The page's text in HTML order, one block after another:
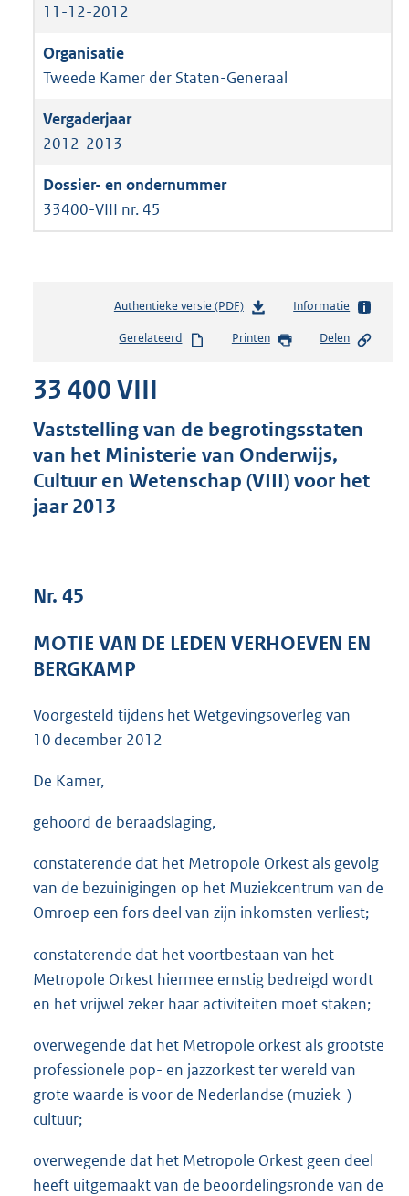
11-12-2012
Tweede Kamer der Staten-Generaal
2012-2013
33400-VIII nr. 45
Authentieke versie (PDF)b
s
s
g
r
K
Informatie
Gerelateerd Printen Delen
33 400 VIII
Vaststelling van de begrotingsstaten
van het Ministerie van Onderwijs,
Cultuur en Wetenschap (VIII) voor het
jaar 2013
Nr. 45
MOTIE VAN DE LEDEN VERHOEVEN EN
BERGKAMP
Voorgesteld tijdens het Wetgevingsoverleg van
10 december 2012
De Kamer,
gehoord de beraadslaging,
constaterende dat het Metropole Orkest als gevolg
van de bezuinigingen op het Muziekcentrum van de
Omroep een fors deel van zijn inkomsten verliest;
constaterende dat het voortbestaan van het
Metropole Orkest hiermee ernstig bedreigd wordt
en het vrijwel zeker haar activiteiten moet staken;
overwegende dat het Metropole orkest als grootste
professionele pop- en jazzorkest ter wereld van
grote waarde is voor de Nederlandse (muziek-)
cultuur;
overwegende dat het Metropole Orkest geen deel
heeft uitgemaakt van de beoordelingsronde van de